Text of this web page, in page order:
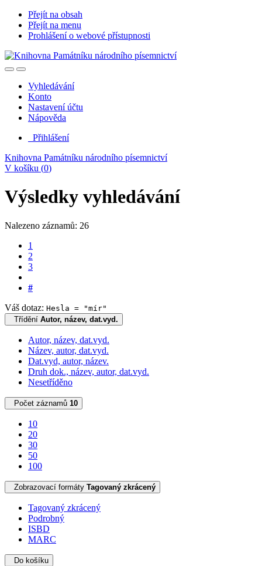
Přejít na obsah
Přejít na menu
Prohlášení o webové přístupnosti
Vyhledávání
Konto
Nastavení účtu
Nápověda
Přihlášení
Knihovna Památníku národního písemnictví
V košíku (0)
Výsledky vyhledávání
Nalezeno záznamů: 26
1
2
3
#
Váš dotaz: Hesla = "mír"
Třídění Autor, název, dat.vyd.
Autor, název, dat.vyd.
Název, autor, dat.vyd.
Dat.vyd, autor, název.
Druh dok., název, autor, dat.vyd.
Nesetříděno
Počet záznamů 10
10
20
30
50
100
Zobrazovací formáty Tagovaný zkrácený
Tagovaný zkrácený
Podrobný
ISBD
MARC
Do košíku